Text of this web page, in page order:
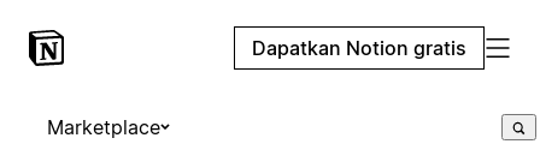
Dapatkan Notion gratis
Marketplace